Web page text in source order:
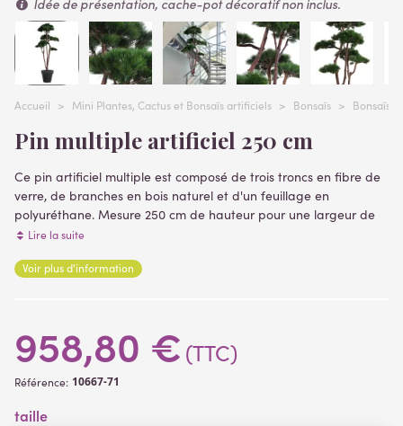
Idée de présentation, cache-pot décoratif non inclus.
Accueil > Mini Plantes, Cactus et Bonsaïs artificiels > Bonsaïs > Bonsaïs
Pin multiple artificiel 250 cm
Ce pin artificiel multiple est composé de trois troncs en fibre de
verre, de branches en bois naturel et d'un feuillage en
polyuréthane. Mesure 250 cm de hauteur pour une largeur de
110 cm.Livré sur pot PVC lesté servant de support de plantation (
Lire la suite
Voir plus d'information
958,80 € (TTC)
Référence: 10667-71
taille